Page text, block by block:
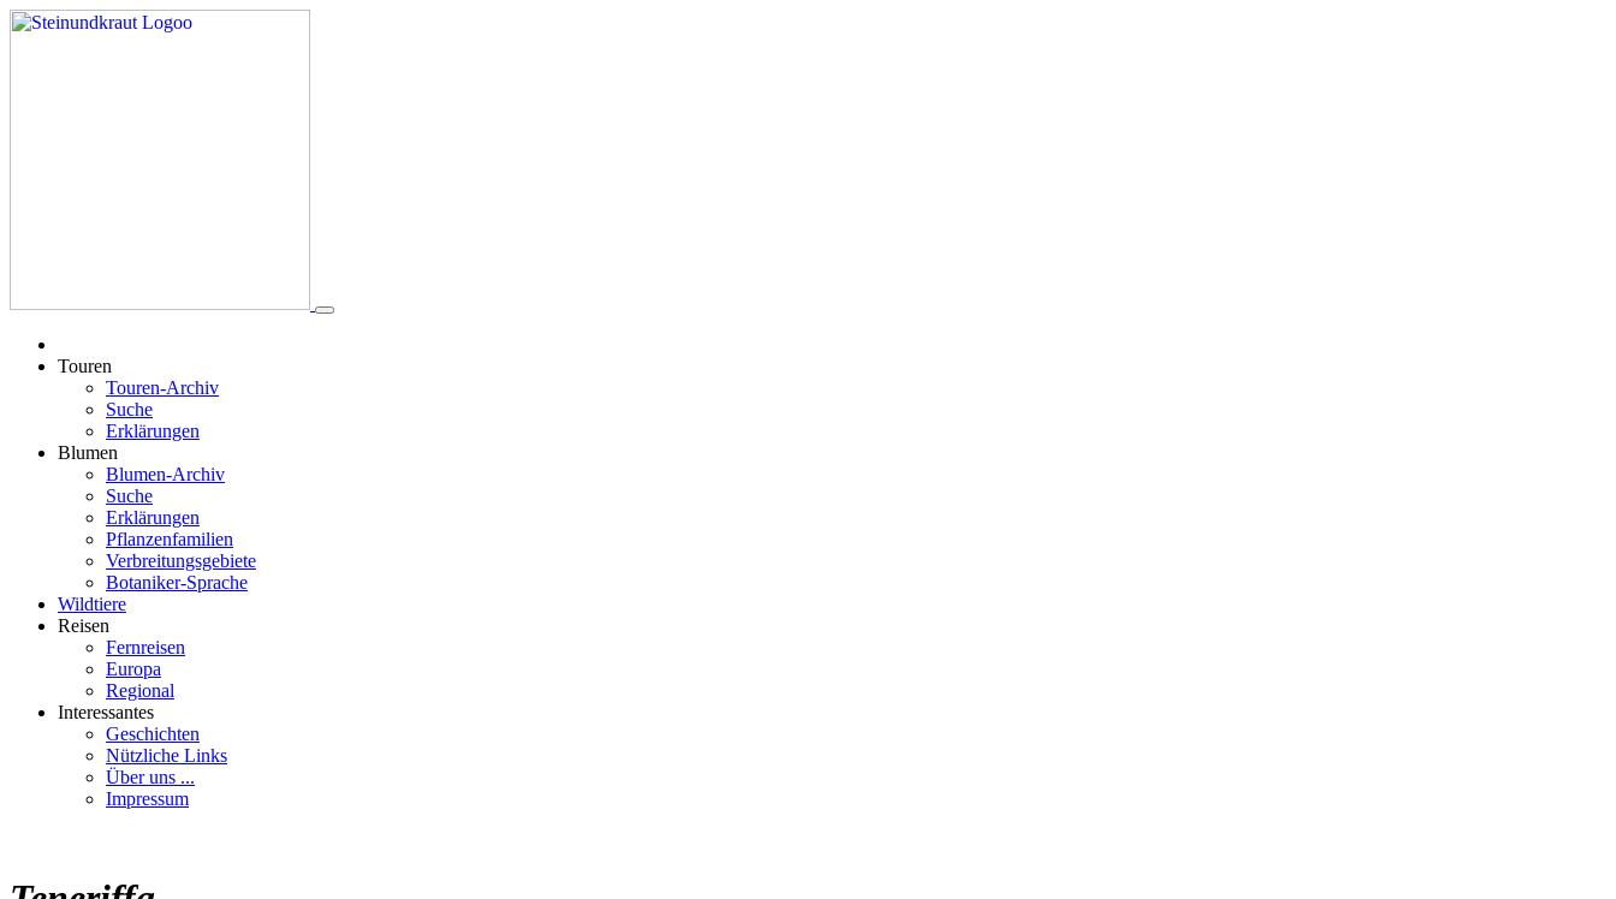
Touren
Touren-Archiv
Suche
Erklärungen
Blumen
Blumen-Archiv
Suche
Erklärungen
Pflanzenfamilien
Verbreitungsgebiete
Botaniker-Sprache
Wildtiere
Reisen
Fernreisen
Europa
Regional
Interessantes
Geschichten
Nützliche Links
Über uns ...
Impressum